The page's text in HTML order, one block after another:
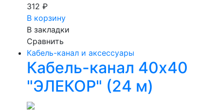
312 ₽
В корзину
В закладки
Сравнить
Кабель-канал и аксессуары
Кабель-канал 40х40
"ЭЛЕКОР" (24 м)